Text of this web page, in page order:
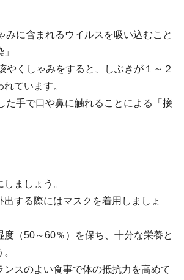
みに含まれるウイルスを吸い込むこと
くしゃみをすると、しぶきが１～２
ています。
た手で口や鼻に触れることによる「接
しましょう。
出する際にはマスクを着用しましょ
度（50～60％）を保ち、十分な栄養と
ンスのよい食事で体の抵抗力を高めて